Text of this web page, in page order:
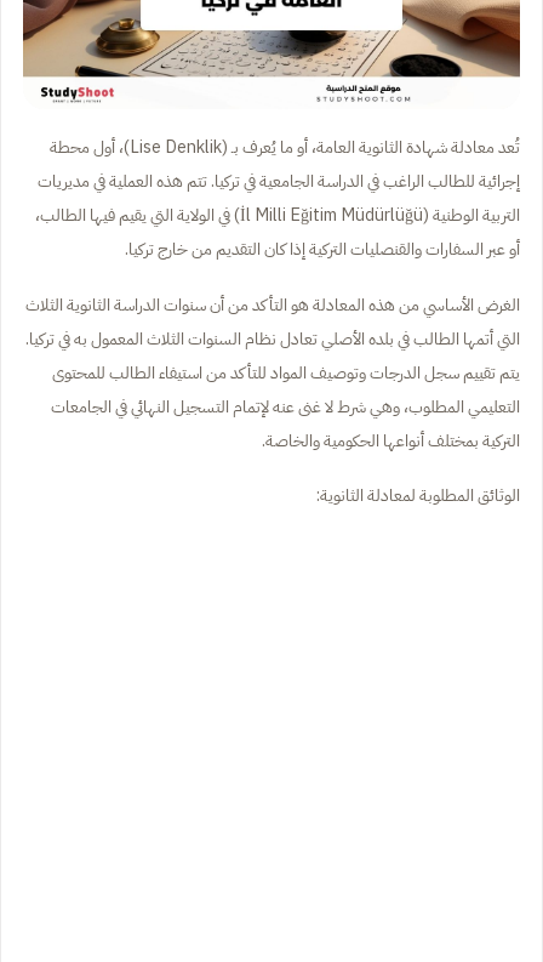
تُعد معادلة شهادة الثانوية العامة، أو ما يُعرف بـ (Lise Denklik)، أول محطة
إجرائية للطالب الراغب في الدراسة الجامعية في تركيا. تتم هذه العملية في مديريات
التربية الوطنية (İl Milli Eğitim Müdürlüğü) في الولاية التي يقيم فيها الطالب،
أو عبر السفارات والقنصليات التركية إذا كان التقديم من خارج تركيا.
الغرض الأساسي من هذه المعادلة هو التأكد من أن سنوات الدراسة الثانوية الثلاث
التي أتمها الطالب في بلده الأصلي تعادل نظام السنوات الثلاث المعمول به في تركيا.
يتم تقييم سجل الدرجات وتوصيف المواد للتأكد من استيفاء الطالب للمحتوى
التعليمي المطلوب، وهي شرط لا غنى عنه لإتمام التسجيل النهائي في الجامعات
التركية بمختلف أنواعها الحكومية والخاصة.
الوثائق المطلوبة لمعادلة الثانوية: